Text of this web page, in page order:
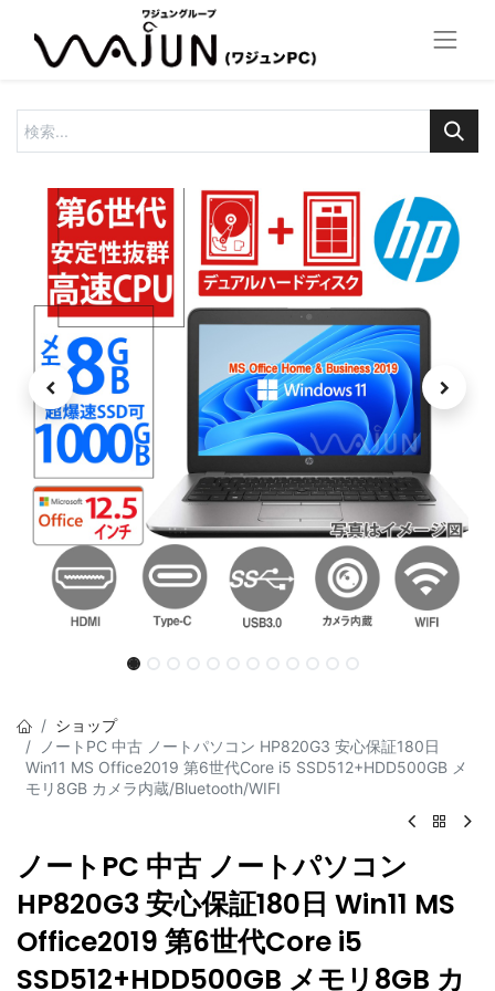
ショップ
ノートPC 中古 ノートパソコン HP820G3 安心保証180日
Win11 MS Office2019 第6世代Core i5 SSD512+HDD500GB メ
モリ8GB カメラ内蔵/Bluetooth/WIFI
ノートPC 中古 ノートパソコン
HP820G3 安心保証180日 Win11 MS
Office2019 第6世代Core i5
SSD512+HDD500GB メモリ8GB カ